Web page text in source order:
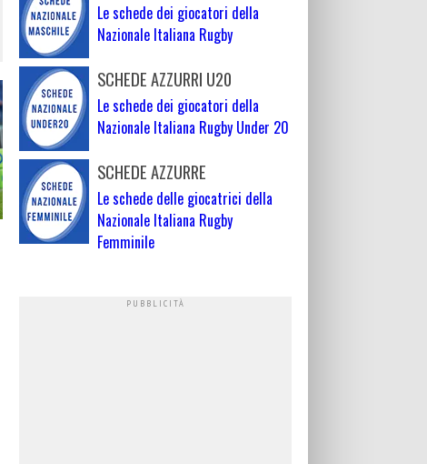
Le schede dei giocatori della
Nazionale Italiana Rugby
SCHEDE AZZURRI U20
Le schede dei giocatori della
Nazionale Italiana Rugby Under 20
SCHEDE AZZURRE
Le schede delle giocatrici della
Nazionale Italiana Rugby
Femminile